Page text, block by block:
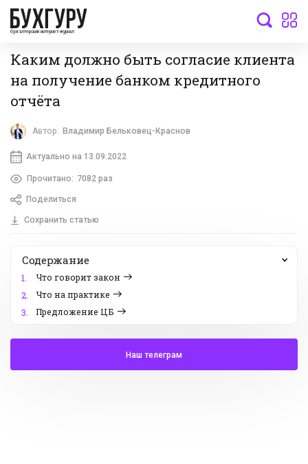
бухгалтерский интернет-журнал
Каким должно быть согласие клиента
на получение банком кредитного
отчёта
Автор: Владимир Бельковец-Краснов
Актуально на 13.09.2022
Прочитано: 7082 раз
Поделиться
Сохранить статью
Содержание
1.
Что говорит закон
2.
Что на практике
3.
Предложение ЦБ
Наш телеграм